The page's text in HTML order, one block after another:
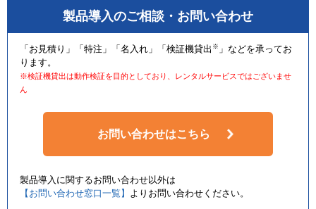
製品導入のご相談・お問い合わせ
「お見積り」「特注」「名入れ」「検証機貸出 ※ 」などを承ってお
ります。
※検証機貸出は動作検証を目的としており、レンタルサービスではございませ
ん
お問い合わせはこちら
製品導入に関するお問い合わせ以外は
【お問い合わせ窓口一覧】
よりお問い合わせください。